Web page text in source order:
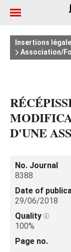
Insertions
Association/
D'UNE
No. Journal
8388
Date of
29/06/2018
Quality
100%
Page no.